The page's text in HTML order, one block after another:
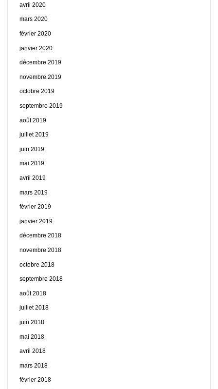
avril 2020
mars 2020
février 2020
janvier 2020
décembre 2019
novembre 2019
octobre 2019
septembre 2019
août 2019
juillet 2019
juin 2019
mai 2019
avril 2019
mars 2019
février 2019
janvier 2019
décembre 2018
novembre 2018
octobre 2018
septembre 2018
août 2018
juillet 2018
juin 2018
mai 2018
avril 2018
mars 2018
février 2018